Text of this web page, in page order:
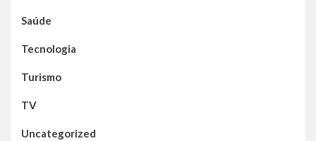
Saúde
Tecnologia
Turismo
TV
Uncategorized